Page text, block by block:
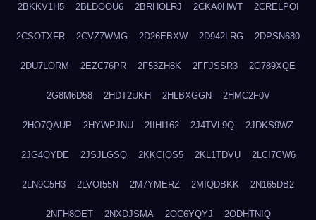
2BKKV1H5 2BLDOOU6 2BRHOLRJ 2CKA0HWT 2CRELPQI
2CSOTXFR 2CVZ7WMG 2D26EBXW 2D942LRG 2DPSN680
2DU7LORM 2EZC76PR 2F53ZH8K 2FFJSSR3 2G789XQE
2G8M6D58 2HDT2UKH 2HLBXGGN 2HMC2F0V
2HO7QAUP 2HYWPJNU 2IIHI162 2J4TVL9Q 2JDKS9WZ
2JG4QYDE 2JSJLGSQ 2KKCIQS5 2KL1TDVU 2LCI7CW6
2LN9C5H3 2LVOI55N 2M7YMERZ 2MIQDBKK 2N165DB2
2NFH8OET 2NXDJSMA 2OC6YQYJ 2ODHTNIQ